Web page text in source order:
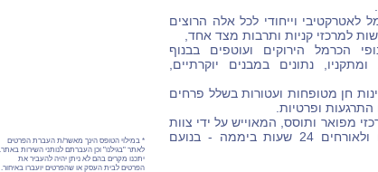
לאטרקטיבי וייחודי לכל אלה הרוצים
למרכזי קניות ותרבות מצד אחד,
הכרמל הירוקים ועוטפים בבנוף
נתונים במבנים יוקרתיים,
חן מטופחות ועטורות בשלל פרחים
ופרטיות.
מפואר ותוסס, המאוייש על ידי צוות
קבלה הנותן מענה לדיירים ולאורחים 24 שעות ביממה - בנועם
* במילוי הטופס הינך מאשר/ת העברת הפרטים
לאתר "בגילנו" וכן העברתם לנותני השירות באתר.
יתכנו מקרים בהם לא ניתן יהיה להעביר את
הפרטים לבית העסק או שהפרטים יועברו באיחור.